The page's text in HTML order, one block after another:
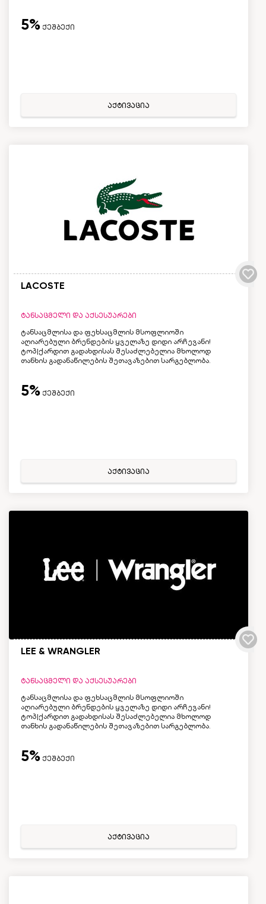
5% ქეშბექი
აქტივაცია
LACOSTE
ტანსაცმელი და აქსესუარები
ტანსაცმლისა და ფეხსაცმლის მსოფლიოში
აღიარებული ბრენდების ყველაზე დიდი არჩევანი!
ტოპ|ქარდით გადახდისას შესაძლებელია მხოლოდ
თანხის გადანაწილების შეთავაზებით სარგებლობა.
5% ქეშბექი
აქტივაცია
LEE & WRANGLER
ტანსაცმელი და აქსესუარები
ტანსაცმლისა და ფეხსაცმლის მსოფლიოში
აღიარებული ბრენდების ყველაზე დიდი არჩევანი!
ტოპ|ქარდით გადახდისას შესაძლებელია მხოლოდ
თანხის გადანაწილების შეთავაზებით სარგებლობა.
5% ქეშბექი
აქტივაცია